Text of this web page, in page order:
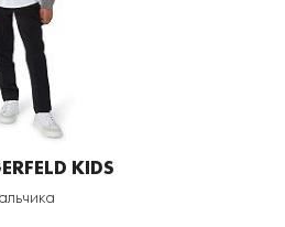
KIDS